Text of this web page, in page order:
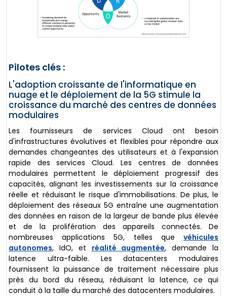
Pilotes clés :
L'adoption croissante de l'informatique en
nuage et le déploiement de la 5G stimule la
croissance du marché des centres de données
modulaires
Les fournisseurs de services Cloud ont besoin
d'infrastructures évolutives et flexibles pour répondre aux
demandes changeantes des utilisateurs et à l'expansion
rapide des services Cloud. Les centres de données
modulaires permettent le déploiement progressif des
capacités, alignant les investissements sur la croissance
réelle et réduisant le risque d'immobilisations. De plus, le
déploiement des réseaux 5G entraîne une augmentation
des données en raison de la largeur de bande plus élevée
et de la prolifération des appareils connectés. De
nombreuses applications 5G, telles que véhicules
autonomes, IdO, et réalité augmentée, demande la
latence ultra-faible. Les datacenters modulaires
fournissent la puissance de traitement nécessaire plus
près du bord du réseau, réduisant la latence, ce qui
conduit à la taille du marché des datacenters modulaires.